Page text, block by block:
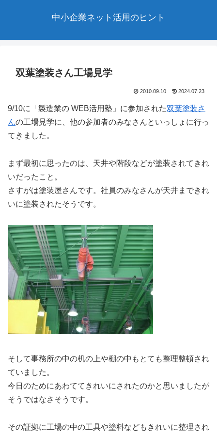
中小企業ネット活用のヒント
双葉塗装さん工場見学
2010.09.10 2024.07.23
9/10に「製造業の WEB活用塾」に参加された双葉塗装さ
んの工場見学に、他の参加者のみなさんといっしょに行っ
てきました。
まず最初に思ったのは、天井や階段などが塗装されてきれ
いだったこと。
さすがは塗装屋さんです。社員のみなさんが天井まできれ
いに塗装されたそうです。
そして事務所の中の机の上や棚の中もとても整理整頓され
ていました。
今日のためにあわててきれいにされたのかと思いましたが
そうではなさそうです。
その証拠に工場の中の工具や塗料などもきれいに整理され